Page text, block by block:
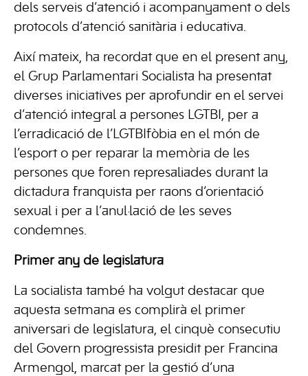
dels serveis d’atenció i acompanyament o dels
protocols d’atenció sanitària i educativa.
Així mateix, ha recordat que en el present any,
el Grup Parlamentari Socialista ha presentat
diverses iniciatives per aprofundir en el servei
d’atenció integral a persones LGTBI, per a
l’erradicació de l’LGTBIfòbia en el món de
l’esport o per reparar la memòria de les
persones que foren represaliades durant la
dictadura franquista per raons d’orientació
sexual i per a l’anul·lació de les seves
condemnes.
Primer any de legislatura
La socialista també ha volgut destacar que
aquesta setmana es complirà el primer
aniversari de legislatura, el cinquè consecutiu
del Govern progressista presidit per Francina
Armengol, marcat per la gestió d’una